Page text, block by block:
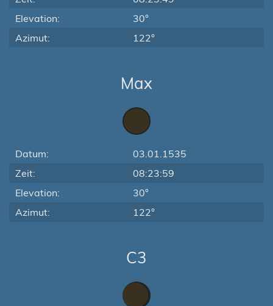
Elevation:
30°
Azimut:
122°
Max
Datum:
03.01.1535
Zeit:
08:23:59
Elevation:
30°
Azimut:
122°
C3